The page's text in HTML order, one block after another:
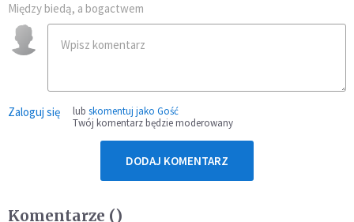
Między biedą, a bogactwem
Zaloguj się lub skomentuj jako Gość
Twój komentarz będzie moderowany
DODAJ KOMENTARZ
Komentarze ()